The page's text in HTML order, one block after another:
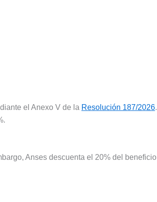
el Anexo V de la Resolución 187/2026.
Anses descuenta el 20% del beneficio